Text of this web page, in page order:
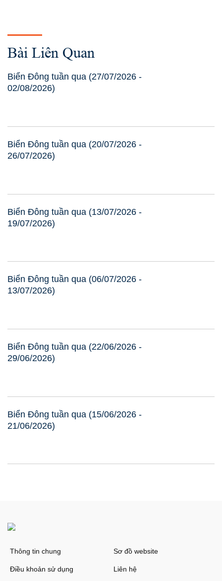
Bài Liên Quan
Biển Đông tuần qua (27/07/2026 -
02/08/2026)
Biển Đông tuần qua (20/07/2026 -
26/07/2026)
Biển Đông tuần qua (13/07/2026 -
19/07/2026)
Biển Đông tuần qua (06/07/2026 -
13/07/2026)
Biển Đông tuần qua (22/06/2026 -
29/06/2026)
Biển Đông tuần qua (15/06/2026 -
21/06/2026)
Thông tin chung Sơ đồ website
Điều khoản sử dụng Liên hệ